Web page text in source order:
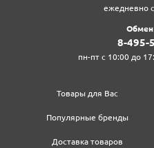
ежедневно
Обмен
8‍-4‍9‍5‍-
пн-пт с 10:00 до
Товары для Вас
Популярные бренды
Доставка товаров